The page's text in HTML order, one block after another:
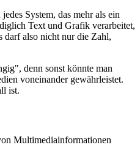
System, das mehr als ein
Text und Grafik verarbeitet,
darf also nicht nur die Zahl,
denn sonst könnte man
voneinander gewährleistet.
ist.
Multimediainformationen